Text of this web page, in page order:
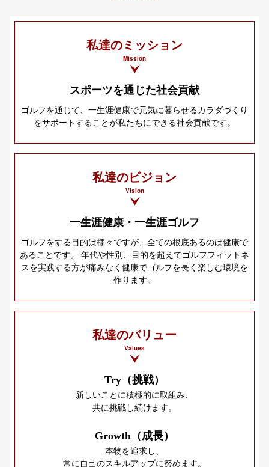
私達のミッション
Mission
スポーツを通じた社会貢献
ゴルフを通じて、一生涯健康で元気に暮らせるカラダづくり
をサポートすることが私たちにできる社会貢献です。
私達のビジョン
Vision
一生涯健康・一生涯ゴルフ
ゴルフをする目的は様々ですが、全ての根底あるのは健康で
あることです。 年代や性別、目的を超えてゴルフフィットネ
スを実践する方が痛みなく健康でゴルフを長く楽しむ環境を
作ります。
私達のバリュー
Values
Try（挑戦）
新しいことに積極的に取組み、
共に挑戦し続けます。
Growth（成長）
本物を追求し、
常に自己のスキルアップに努めます。